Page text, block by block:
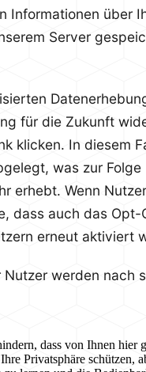
Informationen über
Server
für die Zukunft
klicken. In diesem
was zur
erhebt. Wenn
dass auch das
erneut aktiviert
werden nach